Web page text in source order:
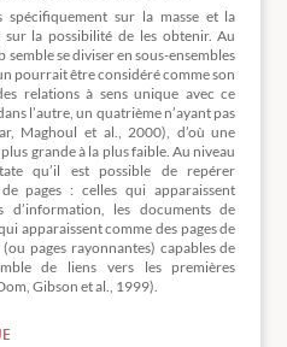
spécifiquement sur la masse et la
la possibilité de les obtenir. Au
semble se diviser en sous-ensembles
pourrait être considéré comme son
relations à sens unique avec ce
l’autre, un quatrième n’ayant pas
Maghoul et al., 2000), d’où une
grande à la plus faible. Au niveau
qu’il est possible de repérer
pages : celles qui apparaissent
d’information, les documents de
apparaissent comme des pages de
pages rayonnantes) capables de
de liens vers les premières
Gibson et al., 1999).